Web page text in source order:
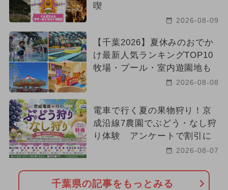
喫
2026-08-09
【千葉2026】夏休みのおでか
け最新人気ランキングTOP10
牧場・プール・室内遊園地も
2026-08-08
電車で行く夏の果物狩り！京
成沿線7農園でぶどう・なし狩
り体験 アンケートで割引に
2026-08-07
千葉県の記事をもっとみる